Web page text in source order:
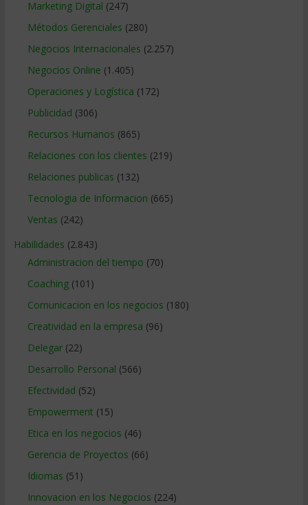
Marketing Digital (247)
Métodos Gerenciales (280)
Negocios Internacionales (2.257)
Negocios Online (1.405)
Operaciones y Logística (172)
Publicidad (306)
Recursos Humanos (865)
Relaciones con los clientes (219)
Relaciones publicas (132)
Tecnologia de Informacion (665)
Ventas (242)
Habilidades (2.843)
Administracion del tiempo (70)
Coaching(101)
Comunicacion en los negocios (180)
Creatividad en la empresa (96)
Delegar(22)
Desarrollo Personal (566)
Efectividad (52)
Empowerment (15)
Etica en los negocios (46)
Gerencia de Proyectos (66)
Idiomas (51)
Innovacion en los Negocios (224)